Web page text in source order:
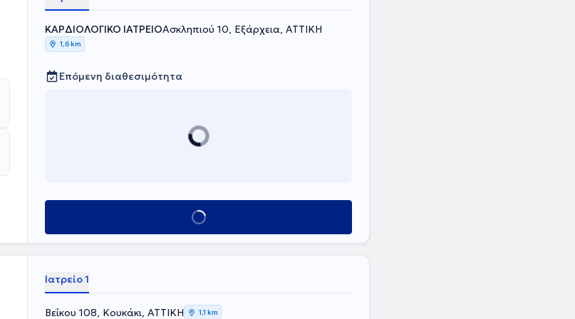
ΚΑΡΔΙΟΛΟΓΙΚΟ ΙΑΤΡΕΙΟΑσκληπιού 10, Εξάρχεια, ΑΤΤΙΚΗ
1,6 km
Επόμενη διαθεσιμότητα
Κλείσε ραντεβού
Ιατρείο 1
Βεΐκου 108, Κουκάκι, ΑΤΤΙΚΗ 1,1 km